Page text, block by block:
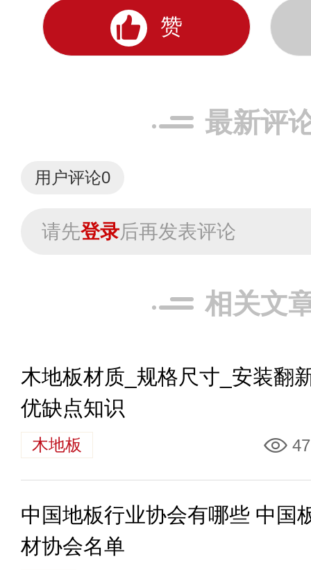
赞
最新评
用户评论0
请先登录后再发表评论
相关文
木地板材质_规格尺寸_安装翻
优缺点知识
木地板
中国地板行业协会有哪些 中国
材协会名单